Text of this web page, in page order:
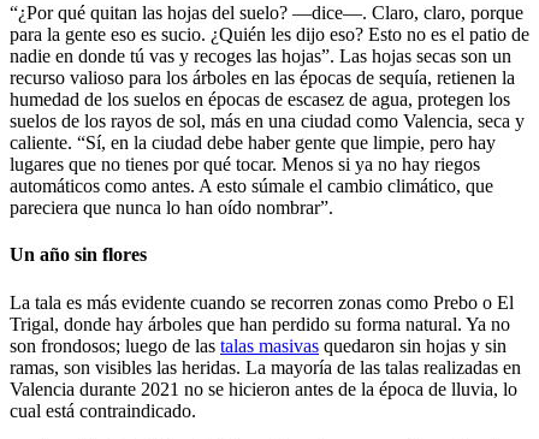
“¿Por qué quitan las hojas del suelo? —dice—. Claro, claro, porque
para la gente eso es sucio. ¿Quién les dijo eso? Esto no es el patio de
nadie en donde tú vas y recoges las hojas”. Las hojas secas son un
recurso valioso para los árboles en las épocas de sequía, retienen la
humedad de los suelos en épocas de escasez de agua, protegen los
suelos de los rayos de sol, más en una ciudad como Valencia, seca y
caliente. “Sí, en la ciudad debe haber gente que limpie, pero hay
lugares que no tienes por qué tocar. Menos si ya no hay riegos
automáticos como antes. A esto súmale el cambio climático, que
pareciera que nunca lo han oído nombrar”.
Un año sin flores
La tala es más evidente cuando se recorren zonas como Prebo o El
Trigal, donde hay árboles que han perdido su forma natural. Ya no
son frondosos; luego de las talas masivas quedaron sin hojas y sin
ramas, son visibles las heridas. La mayoría de las talas realizadas en
Valencia durante 2021 no se hicieron antes de la época de lluvia, lo
cual está contraindicado.